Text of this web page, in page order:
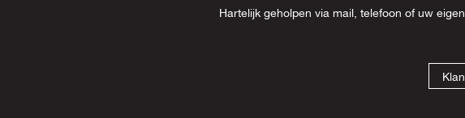
Hartelijk geholpen via mail, telefoon of uw